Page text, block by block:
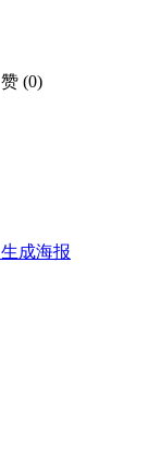
赞 (0)
生成海报